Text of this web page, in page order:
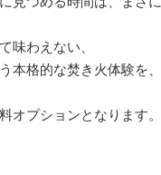
味わえない、
本格的な焚き火体験を
オプションとなります